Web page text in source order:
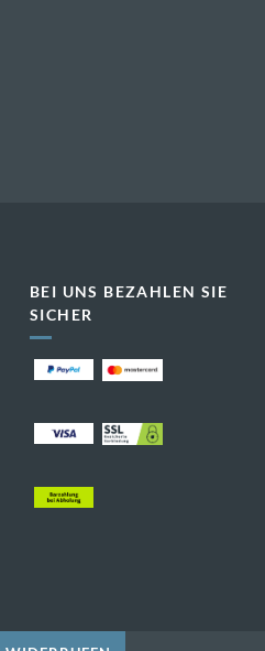
BEI UNS BEZAHLEN SIE
SICHER
dekorativ dekorativ
dekorativ
dekorativ